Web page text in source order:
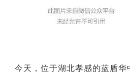
今天，位于湖北孝感的蓝盾华